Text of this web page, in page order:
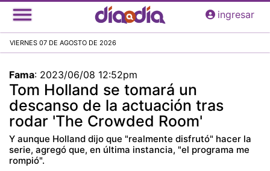
Pasar
al
principal
ingresar
VIERNES 07 DE AGOSTO DE 2026
Fama: 2023/06/08 12:52pm
Tom Holland se tomará un
descanso de la actuación tras
rodar 'The Crowded Room'
Y aunque Holland dijo que "realmente disfrutó" hacer la
serie, agregó que, en última instancia, "el programa me
rompió".